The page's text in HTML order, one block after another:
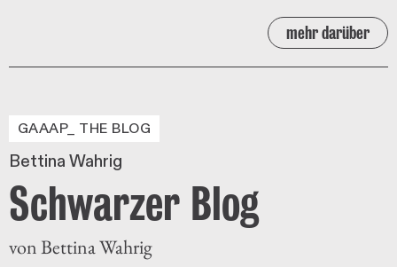
mehr darüber
GAAAP_ THE BLOG
Bettina Wahrig
Schwarzer Blog
von Bettina Wahrig